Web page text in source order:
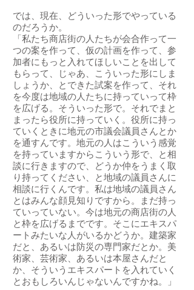
では、現在、どういった形でやっている
のだろうか。
「私たち商店街の人たちが会合作って一
つの案を作って、仮の計画を作って、参
加者にもっと入れてほしいことを出して
もらって、じゃあ、こういった形にしま
しょうか、とできた試案を作って、それ
を今度は地域の人たちに持っていって枠
を広げる。そういった形で。それでまと
まったら役所に持っていく。役所に持っ
ていくときに地元の市議会議員さんとか
を通すんです。地元の人はこういう感覚
を持っていますからこういう形で、と相
談に行きますので、どうか仲をうまく取
り持ってください、と地域の議員さんに
相談に行くんです。私は地域の議員さん
とはみんな顔見知りですから。まだ持っ
ていっていない。今は地元の商店街の人
と枠を広げるまでです。そこにエキスパ
ートみたいな人がいるかどうか。建築家
だと、あるいは防災の専門家だとか。美
術家、芸術家、あるいは本屋さんだと
か、そういうエキスパートを入れていく
とおもしろいんじゃないんですかね。」